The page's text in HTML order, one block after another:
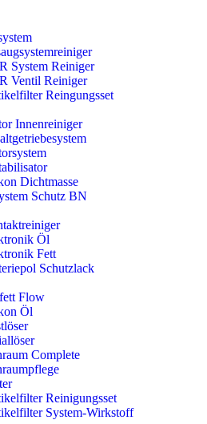
System Reiniger
Ventil Reiniger
Reingungsset
Innenreiniger
Dichtmasse
Schutz BN
Öl
Fett
Schutzlack
Flow
Öl
Complete
Reinigungsset
System-Wirkstoff